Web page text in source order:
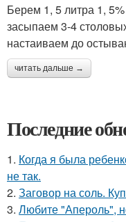
Берем 1, 5 литра 1,
засыпаем 3-4
настаиваем до
читать дальше →
Последние
1. Когда я была
не так.
2. Заговор на соль.
3. Любите "Апероль",